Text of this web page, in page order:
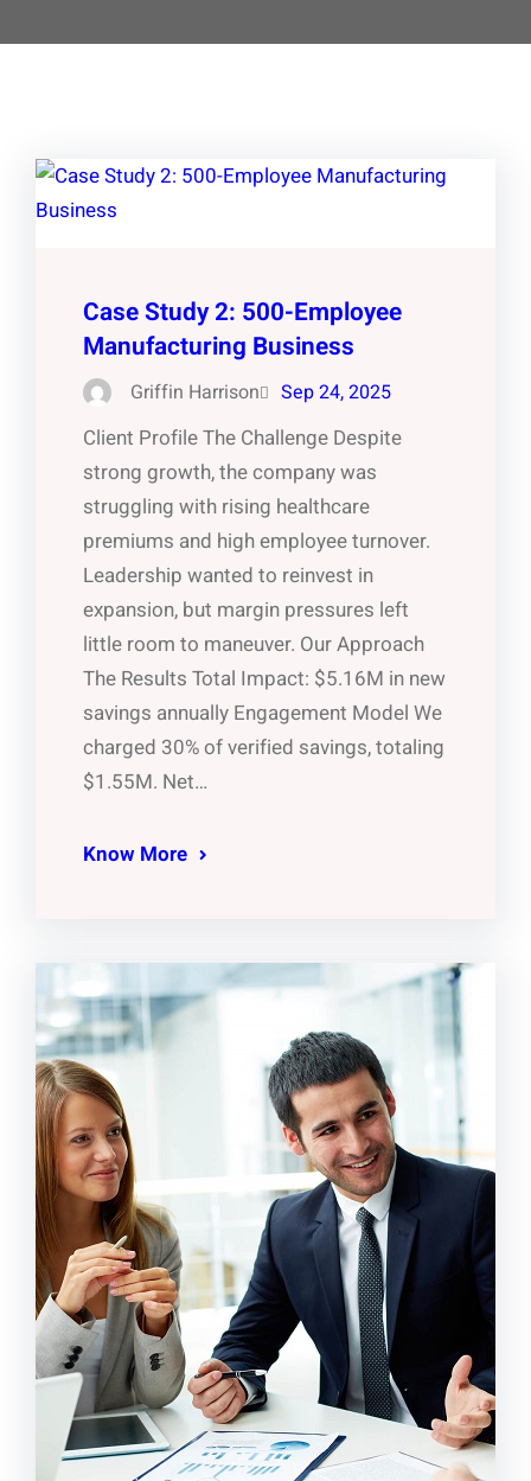
Case Study 2: 500-Employee
Manufacturing Business
Griffin Harrison Sep 24, 2025
Client Profile The Challenge Despite
strong growth, the company was
struggling with rising healthcare
premiums and high employee turnover.
Leadership wanted to reinvest in
expansion, but margin pressures left
little room to maneuver. Our Approach
The Results Total Impact: $5.16M in new
savings annually Engagement Model We
charged 30% of verified savings, totaling
$1.55M. Net…
Know More